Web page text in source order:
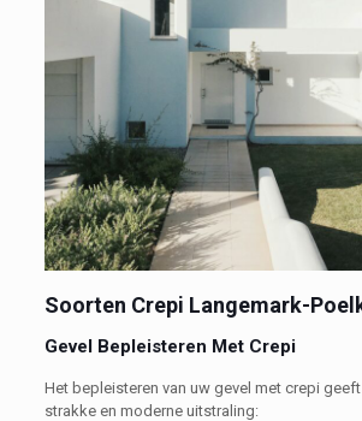
Soorten Crepi Langemark-
Gevel Bepleisteren Met Crepi
Het bepleisteren van uw gevel met crepi
strakke en moderne uitstraling: